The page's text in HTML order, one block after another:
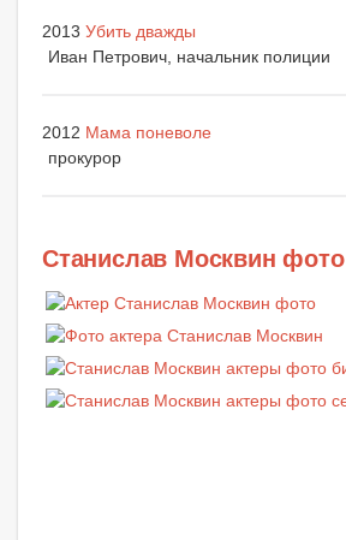
2013 Убить дважды
Иван Петрович, начальник полиции
2012 Мама поневоле
прокурор
Станислав Москвин фото